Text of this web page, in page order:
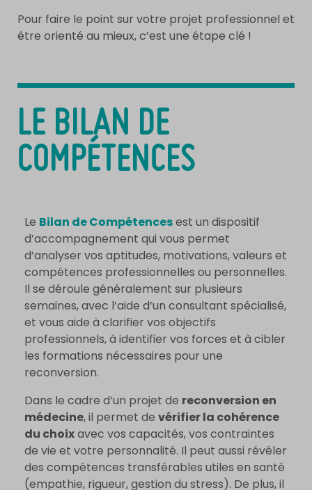
Pour faire le point sur votre projet professionnel et
être orienté au mieux, c’est une étape clé !
LE BILAN DE
COMPÉTENCES
Le Bilan de Compétencesest un dispositif
d’accompagnement qui vous permet
d’analyser vos aptitudes, motivations, valeurs et
compétences professionnelles ou personnelles.
Il se déroule généralement sur plusieurs
semaines, avec l’aide d’un consultant spécialisé,
et vous aide à clarifier vos objectifs
professionnels, à identifier vos forces et à cibler
les formations nécessaires pour une
reconversion.
Dans le cadre d’un projet de reconversion en
médecine, il permet de vérifier la cohérence
du choixavec vos capacités, vos contraintes
de vie et votre personnalité. Il peut aussi révéler
des compétences transférables utiles en santé
(empathie, rigueur, gestion du stress). De plus, il